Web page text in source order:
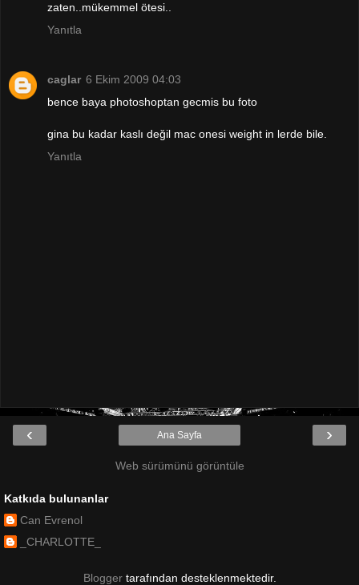
zaten..mükemmel ötesi..
Yanıtla
caglar 6 Ekim 2009 04:03
bence baya photoshoptan gecmis bu foto
gina bu kadar kaslı değil mac onesi weight in lerde bile.
Yanıtla
‹ ›
Ana Sayfa
Web sürümünü görüntüle
Katkıda bulunanlar
Can Evrenol
_CHARLOTTE_
Bloggertarafından desteklenmektedir.